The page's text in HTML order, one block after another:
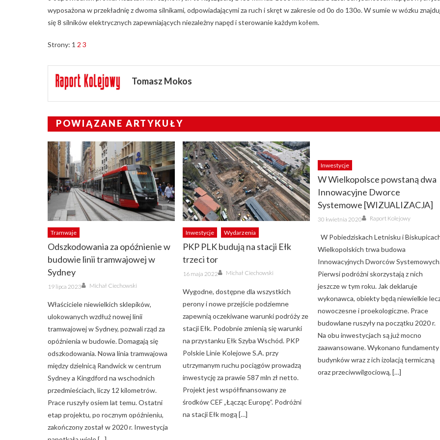
wyposażona w przekładnię z dwoma silnikami, odpowiadającymi za ruch i skręt w zakresie od 0o do 130o. W sumie w wózku
się 8 silników elektrycznych zapewniających niezależny napęd i sterowanie każdym kołem.
Strony: 1 2 3
Tomasz Mokos
POWIĄZANE ARTYKUŁY
Tramwaje
Odszkodowania za opóźnienie w
budowie linii tramwajowej w
Sydney
Posted
on
19 lipca 2023 Author
Michał Ciechowski
Właściciele niewielkich sklepików,
ulokowanych wzdłuż nowej linii
tramwajowej w Sydney, pozwali rząd za
opóźnienia w budowie. Domagają się
odszkodowania. Nowa linia tramwajowa
między dzielnicą Randwick w centrum
Sydney a Kingdford na wschodnich
przedmieściach, liczy 12 kilometrów.
Prace ruszyły osiem lat temu. Ostatni
etap projektu, po rocznym opóźnieniu,
zakończony został w 2020 r. Inwestycja
Inwestycje Wydarzenia
PKP PLK budują na stacji Ełk
trzeci tor
Posted
on
16 maja 2022 Author
Michał Ciechowski
Wygodne, dostępne dla wszystkich
perony i nowe przejście podziemne
zapewnią oczekiwane warunki podróży ze
stacji Ełk. Podobnie zmienią się warunki
na przystanku Ełk Szyba Wschód. PKP
Polskie Linie Kolejowe S.A. przy
utrzymanym ruchu pociągów prowadzą
inwestycję za prawie 587 mln zł netto.
Projekt jest współfinansowany ze
środków CEF „Łącząc Europę”. Podróżni
na stacji Ełk mogą […]
Inwestycje
W Wielkopolsce powstaną dwa
Innowacyjne Dworce
Systemowe [WIZUALIZACJA]
Posted
on
30 kwietnia 2020 Author
Raport Kolejowy
W Pobiedziskach Letnisku i
Wielkopolskich trwa budowa
Innowacyjnych Dworców
Pierwsi podróżni skorzystają z nich
jeszcze w tym roku. Jak deklaruje
wykonawca, obiekty będą niewielkie
nowoczesne i proekologiczne. Prace
budowlane ruszyły na początku 2020 r.
Na obu inwestycjach są już mocno
zaawansowane. Wykonano fundamenty
budynków wraz z ich izolacją termiczną
oraz przeciwwilgociową, […]